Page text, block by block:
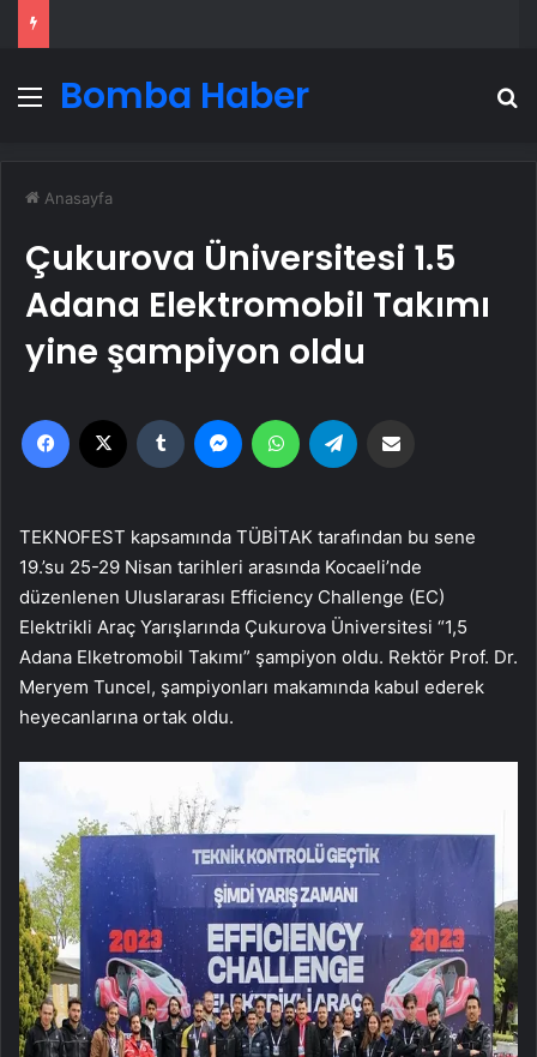
Menü
Bomba Haber
Anasayfa
Çukurova Üniversitesi 1.5
Adana Elektromobil Takımı
yine şampiyon oldu
Facebook Tumblr MessengerWhatsApp
TEKNOFEST kapsamında TÜBİTAK tarafından bu sene
19.’su 25-29 Nisan tarihleri arasında Kocaeli’nde
düzenlenen Uluslararası Efficiency Challenge (EC)
Elektrikli Araç Yarışlarında Çukurova Üniversitesi “1,5
Adana Elketromobil Takımı” şampiyon oldu. Rektör Prof. Dr.
Meryem Tuncel, şampiyonları makamında kabul ederek
heyecanlarına ortak oldu.